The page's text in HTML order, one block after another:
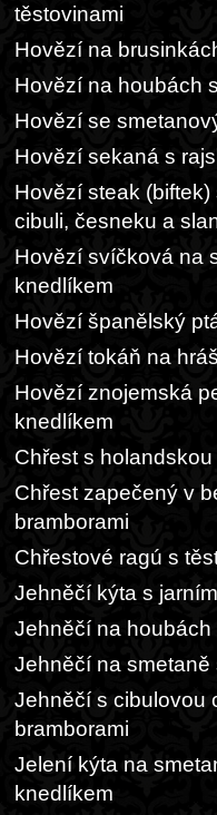
těstovinami
Hovězí na
Hovězí na houbách
Hovězí se
Hovězí sekaná s
Hovězí steak
cibuli, česneku a
Hovězí svíčková na
knedlíkem
Hovězí španělský
Hovězí tokáň na
Hovězí znojemská
knedlíkem
Chřest s
Chřest zapečený v
bramborami
Chřestové ragú s
Jehněčí kýta s
Jehněčí na houbách
Jehněčí na smetaně
Jehněčí s cibulovou
bramborami
Jelení kýta na
knedlíkem